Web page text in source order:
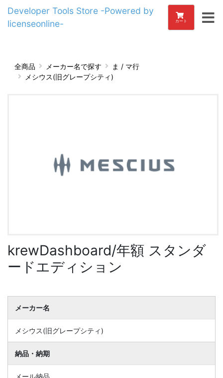
Developer Tools Store -Powered by
licenseonline-
カート
全商品 メーカー名で探す
ま / マ行
メシウス(旧グレープシティ)
krewDashboard/年額 スタンダ
ードエディション
メーカー名
メシウス(旧グレープシティ)
納品・納期